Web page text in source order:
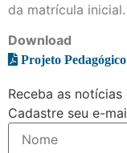
da matrícula inicial.
Download
Projeto
Receba as
Cadastre seu e-